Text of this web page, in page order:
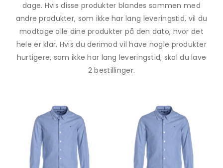
dage. Hvis disse produkter blandes sammen med
andre produkter, som ikke har lang leveringstid, vil du
modtage alle dine produkter på den dato, hvor det
hele er klar. Hvis du derimod vil have nogle produkter
hurtigere, som ikke har lang leveringstid, skal du lave
2 bestillinger.